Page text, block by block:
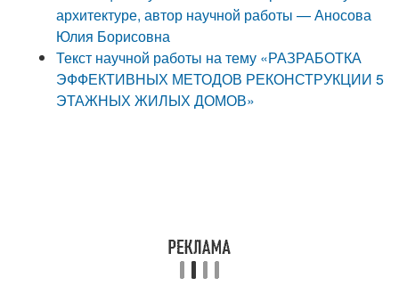
архитектуре, автор научной работы — Аносова
Юлия Борисовна
Текст научной работы на тему «РАЗРАБОТКА
ЭФФЕКТИВНЫХ МЕТОДОВ РЕКОНСТРУКЦИИ 5
ЭТАЖНЫХ ЖИЛЫХ ДОМОВ»